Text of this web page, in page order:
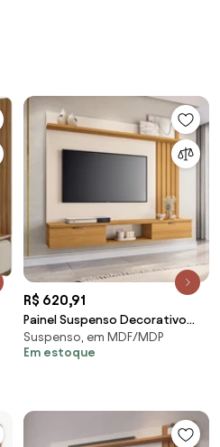
R$ 620,91
Painel Suspenso Decorativo
Ripado MDP/MDF Portas
Basculantes Dublin Off
Suspenso, em MDF/MDP
Em estoque